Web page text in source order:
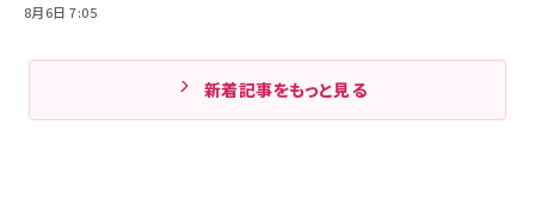
8月6日 7:05
新着記事をもっと見る